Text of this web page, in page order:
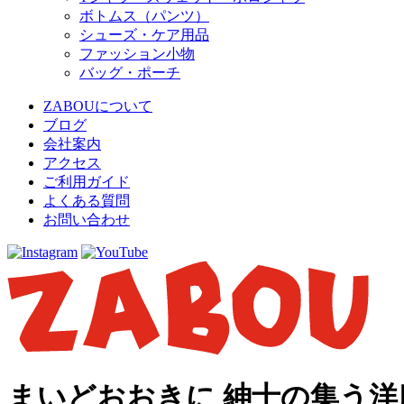
ボトムス（パンツ）
シューズ・ケア用品
ファッション小物
バッグ・ポーチ
ZABOUについて
ブログ
会社案内
アクセス
ご利用ガイド
よくある質問
お問い合わせ
まいどおおきに 紳士の集う